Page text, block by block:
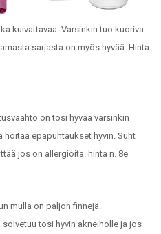
kuivattavaa. Varsinkin tuo kuoriva
sarjasta on myös hyvää. Hinta
on tosi hyvää varsinkin
hoitaa epäpuhtaukset hyvin. Suht
jos on allergioita. hinta n. 8e
mulla on paljon finnejä.
tosi hyvin akneiholle ja jos